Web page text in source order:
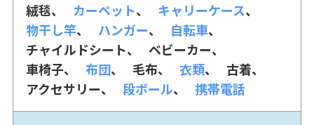
絨毯 カーペット
キャリーケース
物干し竿
ハンガー
自転車
チャイルドシート
ベビーカー
車椅子
布団 毛布 衣類
古着
アクセサリー
段ボール 携帯電話